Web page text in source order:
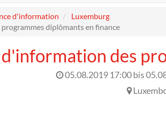
d'information
Luxemburg
diplômants en finance
d'information des
05.08.2019 17:00bis